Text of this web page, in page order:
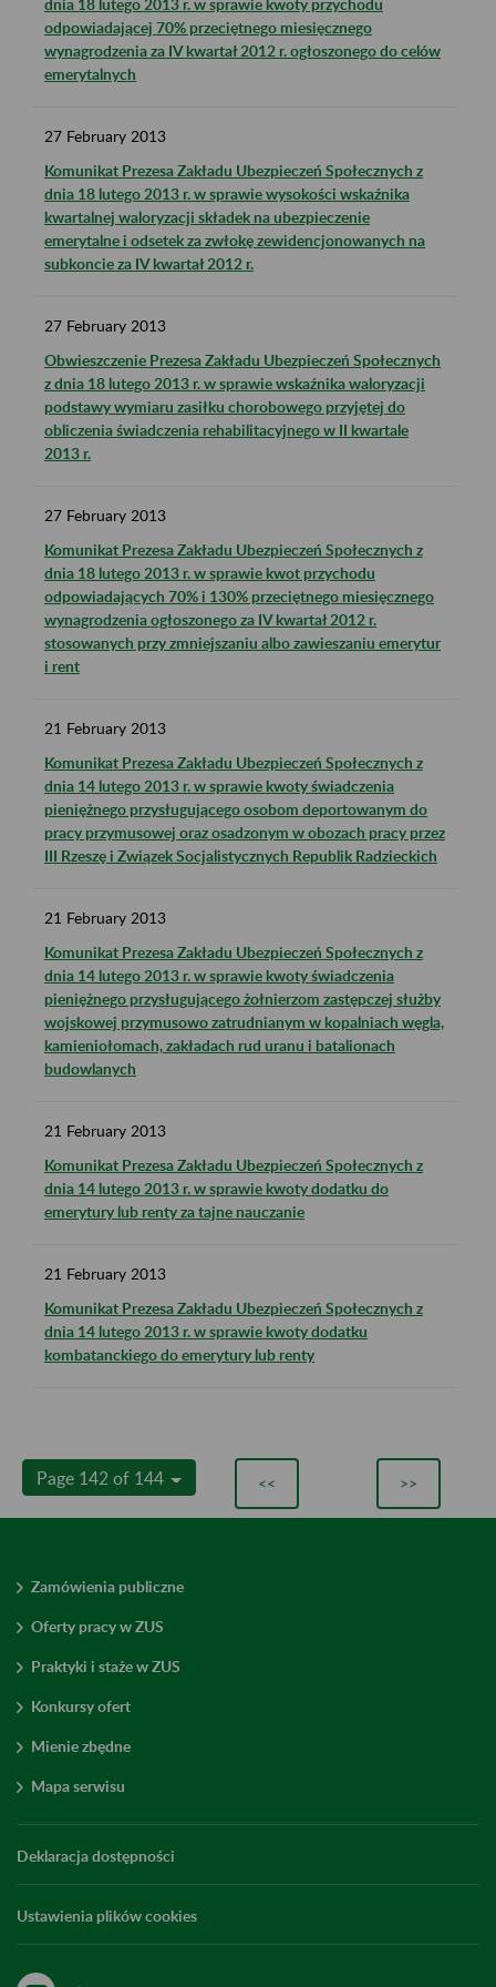
dnia 18 lutego 2013 r. w sprawie kwoty przychodu
odpowiadającej 70% przeciętnego miesięcznego
wynagrodzenia za IV kwartał 2012 r. ogłoszonego do celów
emerytalnych
27 February 2013
Komunikat Prezesa Zakładu Ubezpieczeń Społecznych z
dnia 18 lutego 2013 r. w sprawie wysokości wskaźnika
kwartalnej waloryzacji składek na ubezpieczenie
emerytalne i odsetek za zwłokę zewidencjonowanych na
subkoncie za IV kwartał 2012 r.
27 February 2013
Obwieszczenie Prezesa Zakładu Ubezpieczeń Społecznych
z dnia 18 lutego 2013 r. w sprawie wskaźnika waloryzacji
podstawy wymiaru zasiłku chorobowego przyjętej do
obliczenia świadczenia rehabilitacyjnego w II kwartale
2013 r.
27 February 2013
Komunikat Prezesa Zakładu Ubezpieczeń Społecznych z
dnia 18 lutego 2013 r. w sprawie kwot przychodu
odpowiadających 70% i 130% przeciętnego miesięcznego
wynagrodzenia ogłoszonego za IV kwartał 2012 r.
stosowanych przy zmniejszaniu albo zawieszaniu emerytur
i rent
21 February 2013
Komunikat Prezesa Zakładu Ubezpieczeń Społecznych z
dnia 14 lutego 2013 r. w sprawie kwoty świadczenia
pieniężnego przysługującego osobom deportowanym do
pracy przymusowej oraz osadzonym w obozach pracy przez
III Rzeszę i Związek Socjalistycznych Republik Radzieckich
21 February 2013
Komunikat Prezesa Zakładu Ubezpieczeń Społecznych z
dnia 14 lutego 2013 r. w sprawie kwoty świadczenia
pieniężnego przysługującego żołnierzom zastępczej służby
wojskowej przymusowo zatrudnianym w kopalniach węgla,
kamieniołomach, zakładach rud uranu i batalionach
budowlanych
21 February 2013
Komunikat Prezesa Zakładu Ubezpieczeń Społecznych z
dnia 14 lutego 2013 r. w sprawie kwoty dodatku do
emerytury lub renty za tajne nauczanie
21 February 2013
Komunikat Prezesa Zakładu Ubezpieczeń Społecznych z
dnia 14 lutego 2013 r. w sprawie kwoty dodatku
kombatanckiego do emerytury lub renty
Page 142 of 144 << >>
Zamówienia publiczne
Oferty pracy w ZUS
Praktyki i staże w ZUS
Konkursy ofert
Mienie zbędne
Mapa serwisu
Deklaracja dostępności
Ustawienia plików cookies